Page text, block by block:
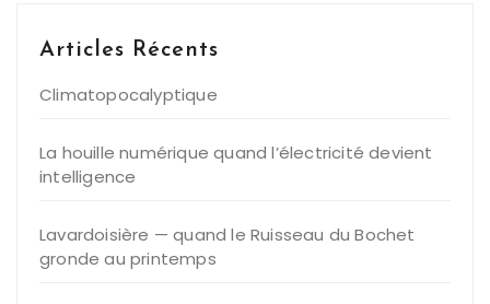
Articles Récents
Climatopocalyptique
La houille numérique quand l’électricité devient
intelligence
Lavardoisière — quand le Ruisseau du Bochet
gronde au printemps